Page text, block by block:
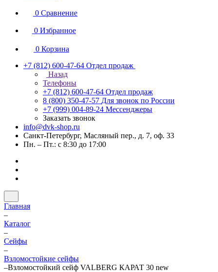
0 Сравнение
0 Избранное
0 Корзина
+7 (812) 600-47-64 Отдел продаж
Назад
Телефоны
+7 (812) 600-47-64 Отдел продаж
8 (800) 350-47-57 Для звонок по России
+7 (999) 004-89-24 Мессенджеры
Заказать звонок
info@dvk-shop.ru
Санкт-Петербург, Масляный пер., д. 7, оф. 33
Пн. – Пт.: с 8:30 до 17:00
Главная
–
Каталог
–
Cейфы
–
Взломостойкие сейфы
–Взломостойкий сейф VALBERG КАРАТ 30 new